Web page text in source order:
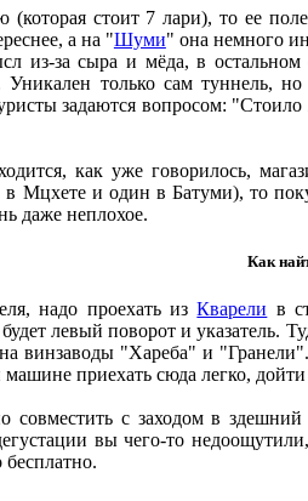
(которая стоит 7 лари), то ее
а на "Шуми" она немного
из-за сыра и мёда, в
Уникален только сам туннель,
задаются вопросом:
как уже говорилось,
Мцхете и один в Батуми), то
даже неплохое.
Как
надо проехать изКварели в
левый поворот и указатель.
винзаводы "Хареба" и
приехать сюда легко,
совместить с заходом в
вы чего-то